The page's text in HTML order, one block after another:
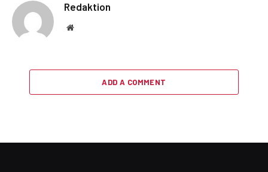
Redaktion
Website
ADD A COMMENT